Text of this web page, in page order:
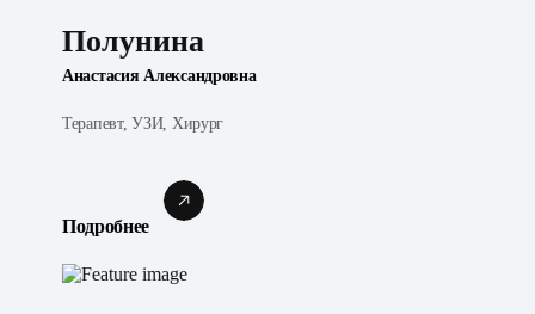
Полунина
Анастасия Александровна
Терапевт, УЗИ, Хирург
Подробнее